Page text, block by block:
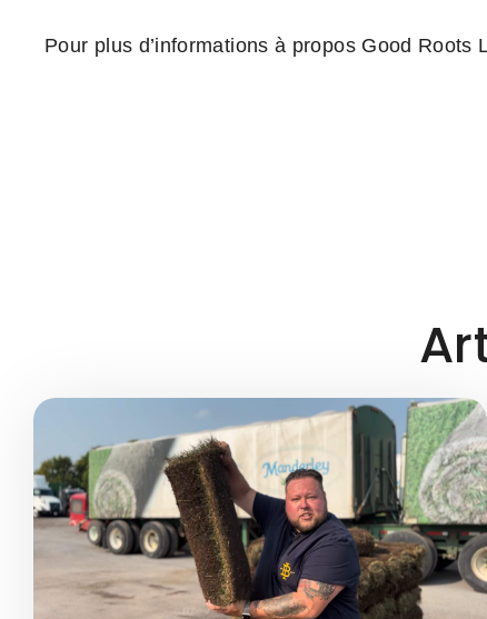
Pour plus d’informations à propos Good